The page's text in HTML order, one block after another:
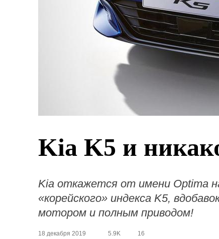
Kia K5 и
Kia откажется от имени Optima
«корейского» индекса K5,
мотором и полным приводом!
18 декабря 2019 5.9K 16